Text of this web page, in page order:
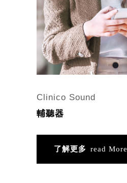
Clinico Sound
輔聽器
了解更多 read More